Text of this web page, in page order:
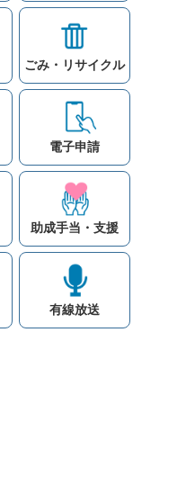
ごみ・リサイクル
電子申請
助成手当・支援
有線放送